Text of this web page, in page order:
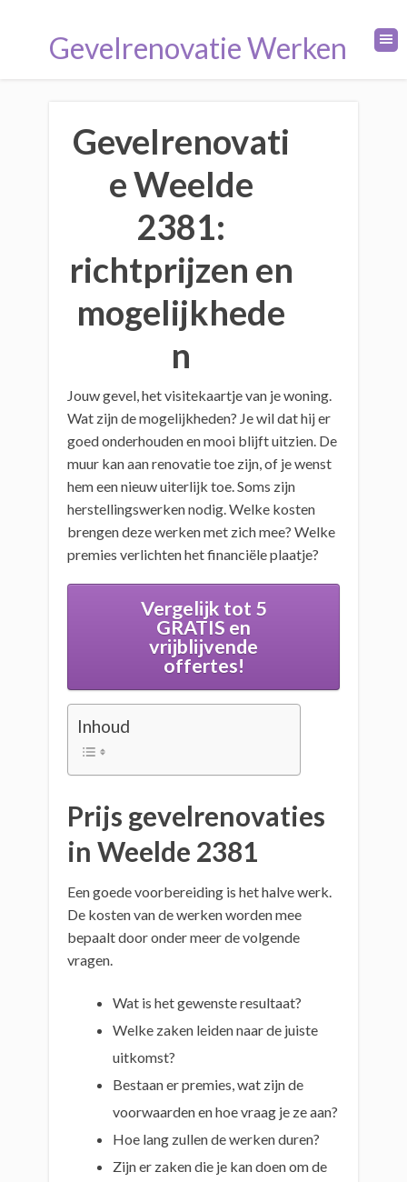
Gevelrenovatie Werken
Gevelrenovati
e Weelde
2381:
richtprijzen en
mogelijkhede
n
Jouw gevel, het visitekaartje van je woning.
Wat zijn de mogelijkheden? Je wil dat hij er
goed onderhouden en mooi blijft uitzien. De
muur kan aan renovatie toe zijn, of je wenst
hem een nieuw uiterlijk toe. Soms zijn
herstellingswerken nodig. Welke kosten
brengen deze werken met zich mee? Welke
premies verlichten het financiële plaatje?
Vergelijk tot 5
GRATIS en
vrijblijvende
offertes!
Inhoud
Prijs gevelrenovaties
in Weelde 2381
Een goede voorbereiding is het halve werk.
De kosten van de werken worden mee
bepaalt door onder meer de volgende
vragen.
Wat is het gewenste resultaat?
Welke zaken leiden naar de juiste
uitkomst?
Bestaan er premies, wat zijn de
voorwaarden en hoe vraag je ze aan?
Hoe lang zullen de werken duren?
Zijn er zaken die je kan doen om de